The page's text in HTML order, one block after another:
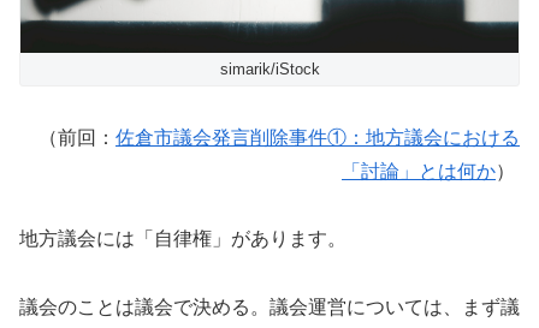
simarik/iStock
（前回： 佐倉市議会発言削除事件①：地方議会における
「討論」とは何か）
地方議会には「自律権」があります。
議会のことは議会で決める。議会運営については、まず議